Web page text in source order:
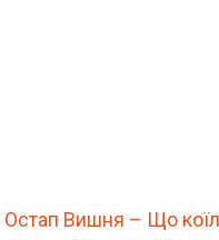
Остап Вишня – Що